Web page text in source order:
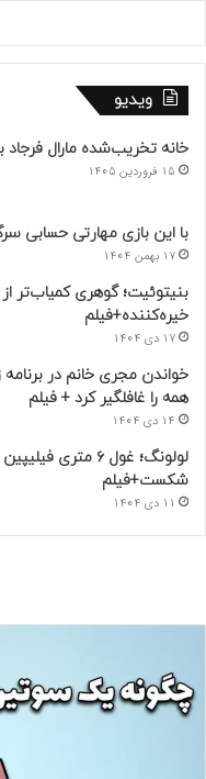
ویدیو
خانه تخریب‌شده مارال فرجاد
15 فروردین 1405
با این بازی مهارتی حسابی
17 بهمن 1404
بنیتوئیت؛ گوهری کمیاب‌تر
خیره‌کننده+فیلم
17 دی 1404
خواندن مجری خانم در برنامه
همه را غافلگیر کرد + فیلم
14 دی 1404
لولونگ؛ غول ۶ متری
شکست+فیلم
11 دی 1404